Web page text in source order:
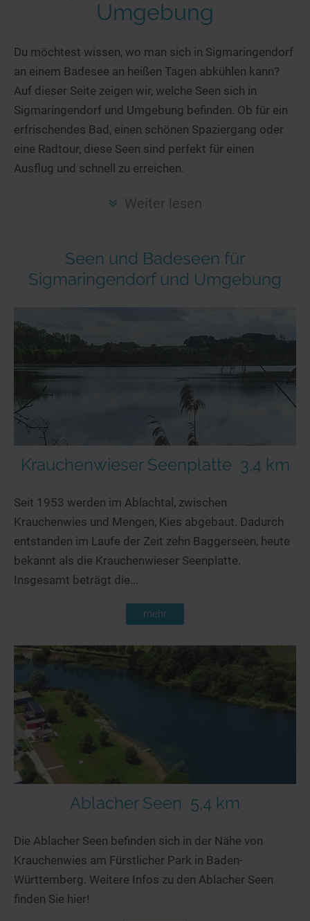
Radtouren am See
Kitesurfen
Kanu- & Kajaktouren
Badeseen in Deutschland
Genuss pur
Wellness am See
Gourmet-Urlaub
Urlaub an der Küste
Unterkünfte
Hotels am See
Hausboote
Camping
Aktiv-Urlaub
Kanu- & Kajak-Urlaub
Auszeit & Wellness
Hausboote
Camping am See
Top-Hotels
Top-Hotel Empfehlungen
Familienhotels
Bike-Hotels
Häuser auf dem Wasser
Hundefreundliche Unterkünfte
Seen in Deiner Nähe
Seen in Deutschland
Seen in Europa
Strandbad-Verzeichnis
Überwachte Badestellen
Hunde am See
Top Seen nach Regionen
Deutschlands Lieblingsseen
Österreich
Frankreich
Niederlande
Schweden
Norwegen
Umgebung
Du möchtest wissen, wo man sich in Sigmaringendorf
an einem Badesee an heißen Tagen abkühlen kann?
Auf dieser Seite zeigen wir, welche Seen sich in
Sigmaringendorf und Umgebung befinden. Ob für ein
erfrischendes Bad, einen schönen Spaziergang oder
eine Radtour, diese Seen sind perfekt für einen
Ausflug und schnell zu erreichen.
Weiter lesen
Seen und Badeseen für
Sigmaringendorf und Umgebung
Krauchenwieser Seenplatte 3,4 km
Seit 1953 werden im Ablachtal, zwischen
Krauchenwies und Mengen, Kies abgebaut. Dadurch
entstanden im Laufe der Zeit zehn Baggerseen, heute
bekannt als die Krauchenwieser Seenplatte.
Insgesamt beträgt die...
mehr
Ablacher Seen 5,4 km
Die Ablacher Seen befinden sich in der Nähe von
Krauchenwies am Fürstlicher Park in Baden-
Württemberg. Weitere Infos zu den Ablacher Seen
finden Sie hier!